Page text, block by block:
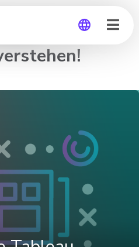
Global
Germany